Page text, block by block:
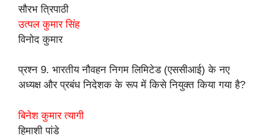
सौरभ त्रिपाठी
उत्पल कुमार सिंह
विनोद कुमार
प्रश्न 9. भारतीय नौवहन निगम लिमिटेड (एससीआई) के नए
अध्यक्ष और प्रबंध निदेशक के रूप में किसे नियुक्त किया गया है?
बिनेश कुमार त्यागी
हिमाशी पांडे